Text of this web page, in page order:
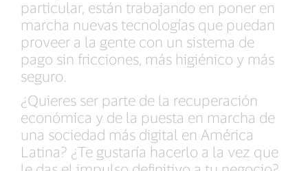
particular, están trabajando en poner en
marcha nuevas tecnologías que puedan
proveer a la gente con un sistema de
pago sin fricciones, más higiénico y más
seguro.
¿Quieres ser parte de la recuperación
económica y de la puesta en marcha de
una sociedad más digital en América
Latina? ¿Te gustaría hacerlo a la vez que